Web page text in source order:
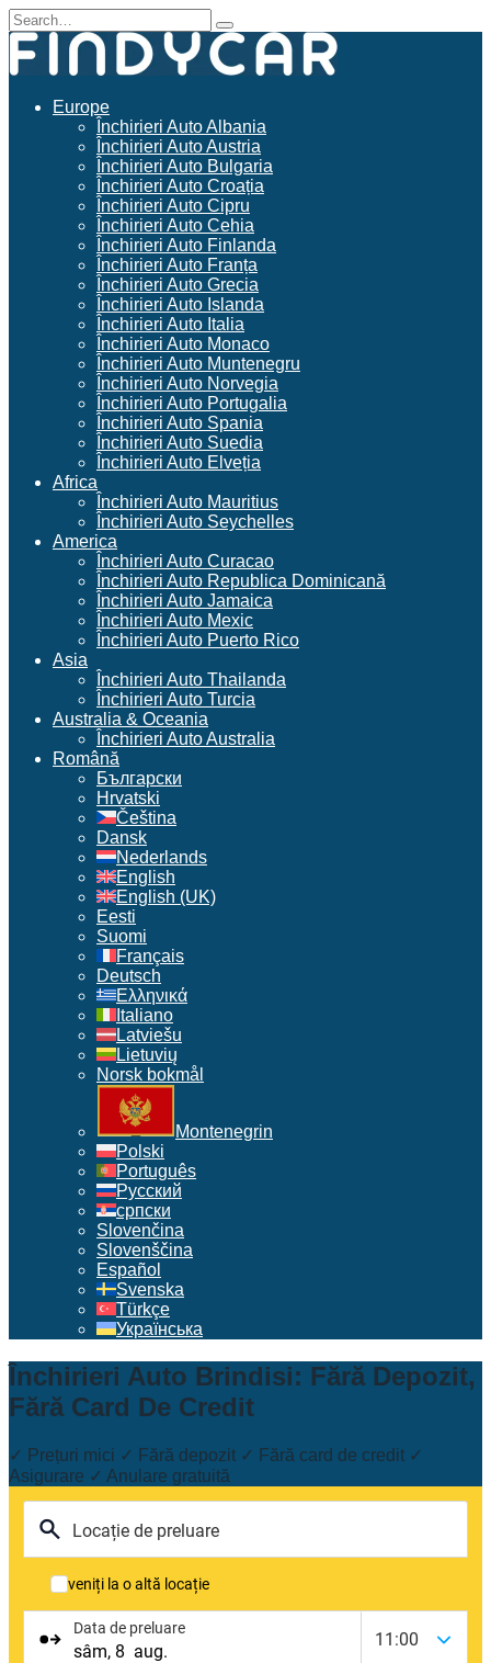
Skip
to
content
Search
for:
Europe
Închirieri Auto Albania
Închirieri Auto Austria
Închirieri Auto Bulgaria
Închirieri Auto Croația
Închirieri Auto Cipru
Închirieri Auto Cehia
Închirieri Auto Finlanda
Închirieri Auto Franța
Închirieri Auto Grecia
Închirieri Auto Islanda
Închirieri Auto Italia
Închirieri Auto Monaco
Închirieri Auto Muntenegru
Închirieri Auto Norvegia
Închirieri Auto Portugalia
Închirieri Auto Spania
Închirieri Auto Suedia
Închirieri Auto Elveția
Africa
Închirieri Auto Mauritius
Închirieri Auto Seychelles
America
Închirieri Auto Curacao
Închirieri Auto Republica Dominicană
Închirieri Auto Jamaica
Închirieri Auto Mexic
Închirieri Auto Puerto Rico
Asia
Închirieri Auto Thailanda
Închirieri Auto Turcia
Australia & Oceania
Închirieri Auto Australia
Română
Български
Hrvatski
Čeština
Dansk
Nederlands
English
English (UK)
Eesti
Suomi
Français
Deutsch
Ελληνικά
Italiano
Latviešu
Lietuvių
Norsk bokmål
Montenegrin
Polski
Português
Русский
српски
Slovenčina
Slovenščina
Español
Svenska
Türkçe
Українська
Închirieri Auto Brindisi: Fără Depozit,
Fără Card De Credit
✓ Prețuri mici ✓ Fără depozit ✓ Fără card de credit ✓
Asigurare ✓ Anulare gratuită